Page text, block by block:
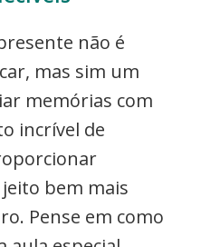
não é
mas sim um
memórias com
incrível de
bem mais
Pense em como